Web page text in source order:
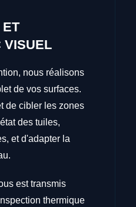
ET
VISUEL
nous réalisons
de vos surfaces.
de cibler les zones
des tuiles,
et d'adapter la
est transmis
thermique